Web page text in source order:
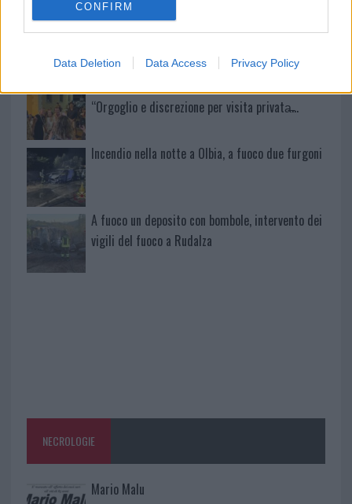
CONFIRM
Data Deletion Data Access Privacy Policy
Jovanotti, Gabry Ponte e Alfa: Olbia ombelico del
“Orgoglio e discrezione per visita privata̶…
Incendio nella notte a Olbia, a fuoco due furgoni
A fuoco un deposito con bombole, intervento dei
vigili del fuoco a Rudalza
NECROLOGIE
Mario Malu